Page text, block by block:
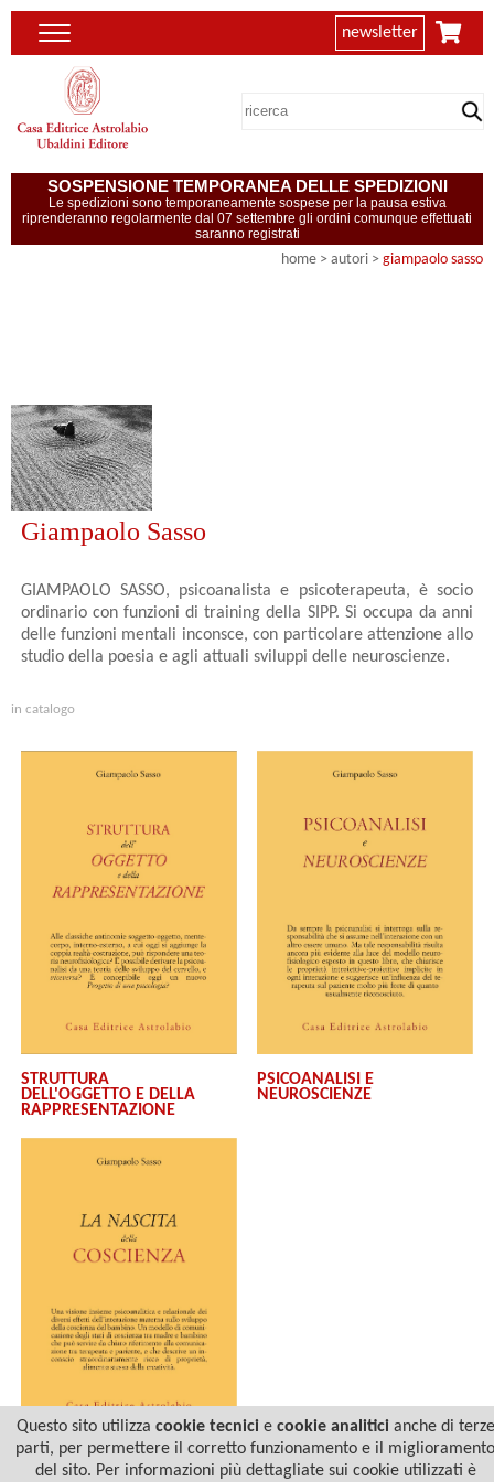
newsletter
SOSPENSIONE TEMPORANEA DELLE SPEDIZIONI
Le spedizioni sono temporaneamente sospese per la pausa estiva
riprenderanno regolarmente dal 07 settembre gli ordini comunque effettuati
saranno registrati
home > autori > giampaolo sasso
Giampaolo Sasso
GIAMPAOLO SASSO, psicoanalista e psicoterapeuta, è socio
ordinario con funzioni di training della SIPP. Si occupa da anni
delle funzioni mentali inconsce, con particolare attenzione allo
studio della poesia e agli attuali sviluppi delle neuroscienze.
in catalogo
STRUTTURA
DELL'OGGETTO E DELLA
RAPPRESENTAZIONE
PSICOANALISI E
NEUROSCIENZE
LA NASCITA DELLA
Questo sito utilizza cookie tecnicie cookie analiticianche di terze
parti, per permettere il corretto funzionamento e il miglioramento
del sito. Per informazioni più dettagliate sui cookie utilizzati è